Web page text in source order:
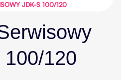
JDK-S 100/120
120